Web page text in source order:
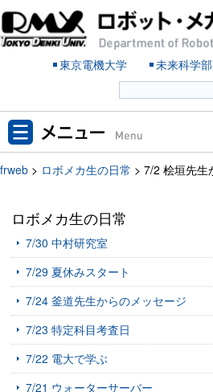
東京電機大学 未来科学部
frweb > ロボメカ生の日常 > 7/2 桧垣先生
ロボメカ生の日常
7/30 中村研究室
7/29 夏休みスタート
7/24 釜道先生からのメッセージ
7/23 特定科目考査日
7/22 電大で学ぶ
7/21 ウォーターサーバー